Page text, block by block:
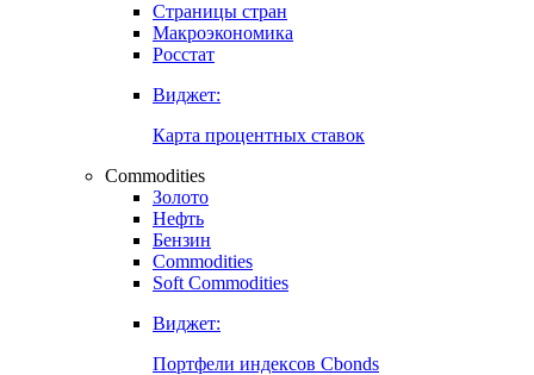
Страницы стран
Макроэкономика
Росстат
Виджет:
Карта процентных ставок
Commodities
Золото
Нефть
Бензин
Commodities
Soft Commodities
Виджет:
Портфели индексов Cbonds